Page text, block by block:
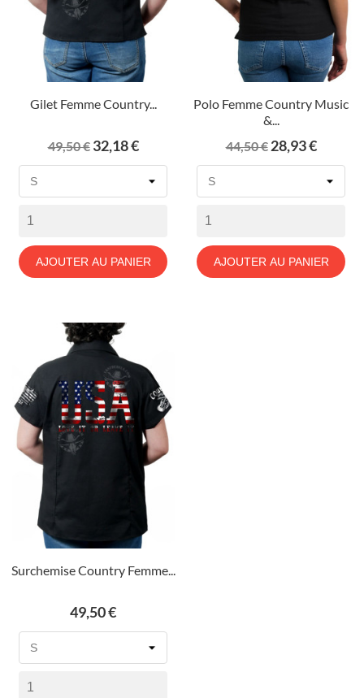
Gilet Femme Country...
Prix
de
49,50 € Prix
32,18 €
AJOUTER AU PANIER
Polo Femme Country Music
&...
Prix
de
44,50 € Prix
28,93 €
AJOUTER AU PANIER
Surchemise Country Femme...
Prix
49,50 €